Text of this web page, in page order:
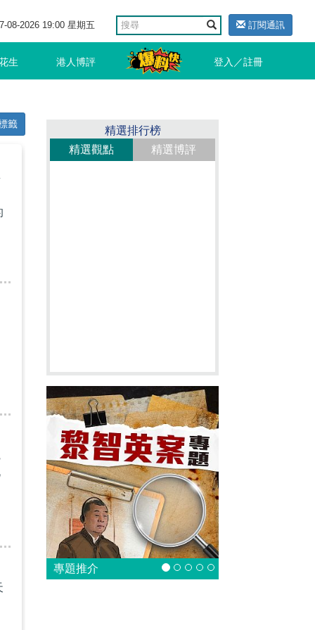
08-2026 19:00 星期五 訂閱通訊
生 港人博評 登入／註冊
籤
精選排行榜
精選觀點
精選博評
專題推介